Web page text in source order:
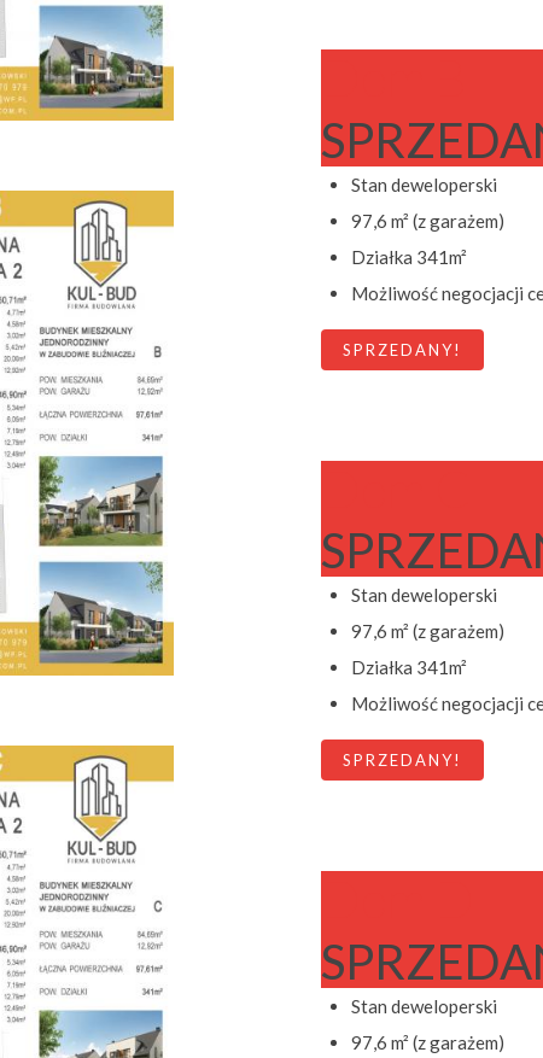
Stan deweloperski
97,6 m² (z garażem)
Działka 341m²
Możliwość negocjacji
SPRZEDANY!
Stan deweloperski
97,6 m² (z garażem)
Działka 341m²
Możliwość negocjacji
SPRZEDANY!
Stan deweloperski
97,6 m² (z garażem)